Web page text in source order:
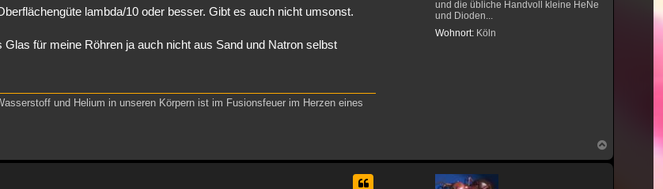
und die übliche Handvoll kleine HeNe
und Dioden...
Wohnort: Köln
lambda/10 oder besser. Gibt es auch nicht umsonst.
für meine Röhren ja auch nicht aus Sand und Natron selbst
und Helium in unseren Körpern ist im Fusionsfeuer im Herzen eines
oben